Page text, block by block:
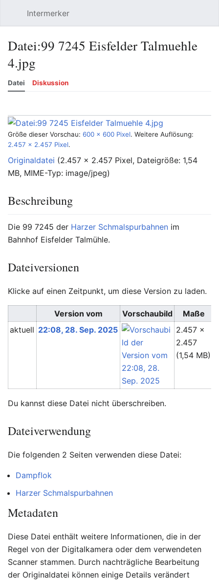
Intermerker
Datei:99 7245 Eisfelder Talmuehle
4.jpg
Datei Diskussion
Größe dieser Vorschau: 600 × 600 Pixel. Weitere Auflösung:
2.457 × 2.457 Pixel.
Originaldatei (2.457 × 2.457 Pixel, Dateigröße: 1,54
MB, MIME-Typ: image/jpeg)
Beschreibung
Die 99 7245 der Harzer Schmalspurbahnen im
Bahnhof Eisfelder Talmühle.
Dateiversionen
Klicke auf einen Zeitpunkt, um diese Version zu laden.
Version vom Vorschaubild
Maße
aktuell 22:08, 28. Sep. 2025
2.457 ×
2.457
(1,54 MB)
Du kannst diese Datei nicht überschreiben.
Dateiverwendung
Die folgenden 2 Seiten verwenden diese Datei:
Dampflok
Harzer Schmalspurbahnen
Metadaten
Diese Datei enthält weitere Informationen, die in der
Regel von der Digitalkamera oder dem verwendeten
Scanner stammen. Durch nachträgliche Bearbeitung
der Originaldatei können einige Details verändert